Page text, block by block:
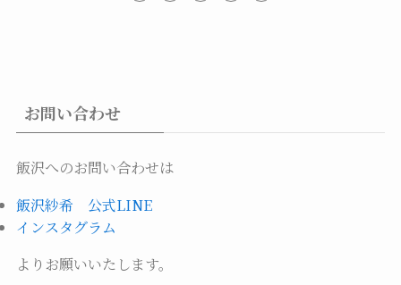
お問い合わせ
飯沢へのお問い合わせは
飯沢紗希 公式LINE
インスタグラム
よりお願いいたします。